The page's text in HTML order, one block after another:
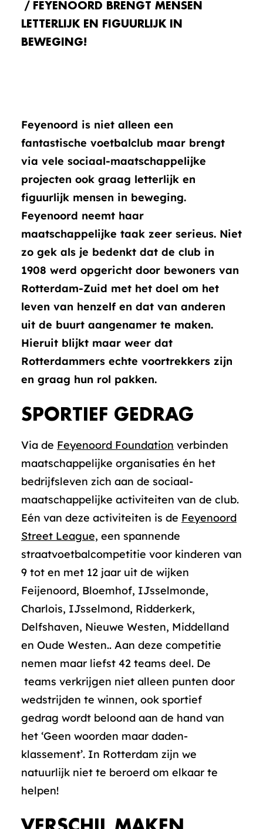
FEYENOORD BRENGT MENSEN
LETTERLIJK EN FIGUURLIJK IN
BEWEGING!
Feyenoord is niet alleen een
fantastische voetbalclub maar brengt
via vele sociaal-maatschappelijke
projecten ook graag letterlijk en
figuurlijk mensen in beweging.
Feyenoord neemt haar
maatschappelijke taak zeer serieus. Niet
zo gek als je bedenkt dat de club in
1908 werd opgericht door bewoners van
Rotterdam-Zuid met het doel om het
leven van henzelf en dat van anderen
uit de buurt aangenamer te maken.
Hieruit blijkt maar weer dat
Rotterdammers echte voortrekkers zijn
en graag hun rol pakken.
SPORTIEF GEDRAG
Via de Feyenoord Foundation verbinden
maatschappelijke organisaties én het
bedrijfsleven zich aan de sociaal-
maatschappelijke activiteiten van de club.
Eén van deze activiteiten is de Feyenoord
Street League, een spannende
straatvoetbalcompetitie voor kinderen van
9 tot en met 12 jaar uit de wijken
Feijenoord, Bloemhof, IJsselmonde,
Charlois, IJsselmond, Ridderkerk,
Delfshaven, Nieuwe Westen, Middelland
en Oude Westen.. Aan deze competitie
nemen maar liefst 42 teams deel. De
teams verkrijgen niet alleen punten door
wedstrijden te winnen, ook sportief
gedrag wordt beloond aan de hand van
het ‘Geen woorden maar daden-
klassement’. In Rotterdam zijn we
natuurlijk niet te beroerd om elkaar te
helpen!